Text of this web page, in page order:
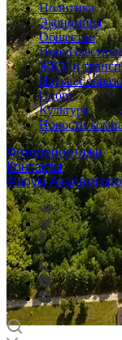
Политика
Экономика
Общество
Происшествия
ЖКХ и
Наука и
Спорт
Культура
Новости
Фоторепортажи
Контакты
Форум